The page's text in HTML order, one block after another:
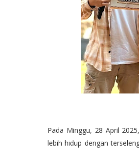
Pada Minggu, 28 April
lebih hidup dengan